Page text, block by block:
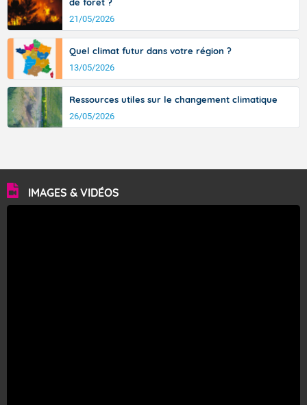
21/05/2026
Quel climat futur dans votre région ?
13/05/2026
Ressources utiles sur le changement climatique
26/05/2026
IMAGES & VIDÉOS